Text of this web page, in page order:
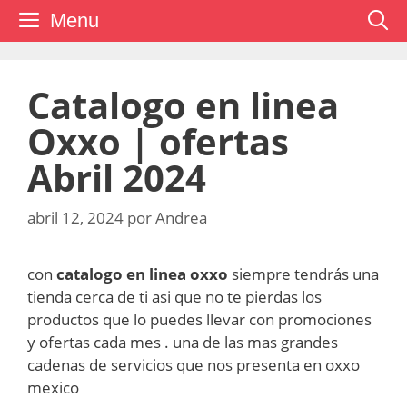
Saltar Menu
Catalogo en linea
Oxxo | ofertas
Abril 2024
abril 12, 2024 porAndrea
con catalogo en linea oxxo siempre tendrás una
tienda cerca de ti asi que no te pierdas los
productos que lo puedes llevar con promociones
y ofertas cada mes . una de las mas grandes
cadenas de servicios que nos presenta en oxxo
mexico